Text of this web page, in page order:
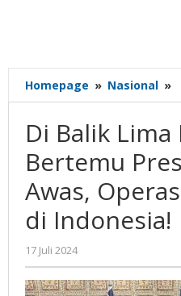
Homepage » Nasional »
Di Balik
Bertemu
Awas,
di Indonesia!
17 Juli 2024
Gatot
Susanto